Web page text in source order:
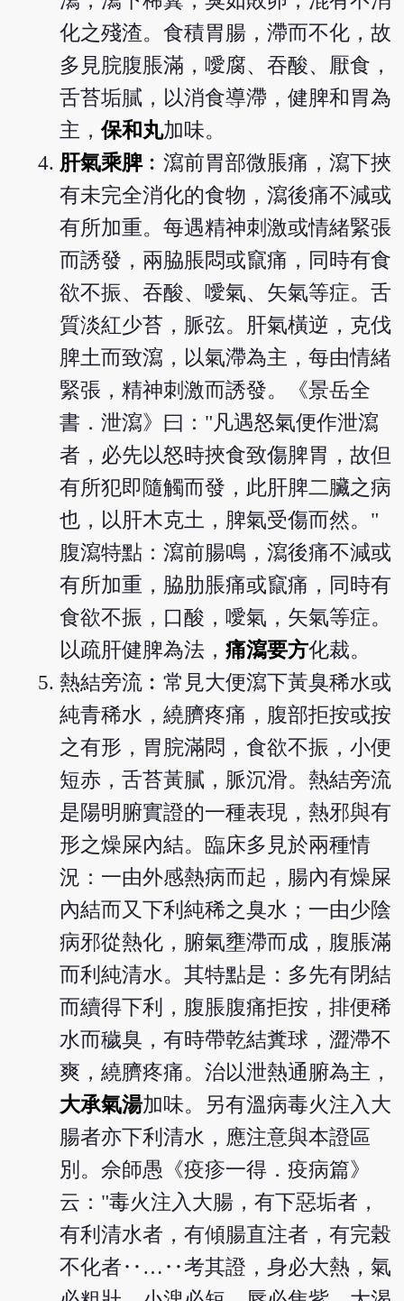
化之殘渣。食積胃腸，滯而不化，故
多見脘腹脹滿，噯腐、吞酸、厭食，
舌苔垢膩，以消食導滯，健脾和胃為
主，保和丸加味。
肝氣乘脾︰瀉前胃部微脹痛，瀉下挾
有未完全消化的食物，瀉後痛不減或
有所加重。每遇精神刺激或情緒緊張
而誘發，兩脇脹悶或竄痛，同時有食
欲不振、吞酸、噯氣、矢氣等症。舌
質淡紅少苔，脈弦。肝氣橫逆，克伐
脾土而致瀉，以氣滯為主，每由情緒
緊張，精神刺激而誘發。《景岳全
書．泄瀉》曰："凡遇怒氣便作泄瀉
者，必先以怒時挾食致傷脾胃，故但
有所犯即隨觸而發，此肝脾二臟之病
也，以肝木克土，脾氣受傷而然。"
腹瀉特點：瀉前腸鳴，瀉後痛不減或
有所加重，脇肋脹痛或竄痛，同時有
食欲不振，口酸，噯氣，矢氣等症。
以疏肝健脾為法，痛瀉要方化裁。
熱結旁流︰常見大便瀉下黃臭稀水或
純青稀水，繞臍疼痛，腹部拒按或按
之有形，胃脘滿悶，食欲不振，小便
短赤，舌苔黃膩，脈沉滑。熱結旁流
是陽明腑實證的一種表現，熱邪與有
形之燥屎內結。臨床多見於兩種情
況：一由外感熱病而起，腸內有燥屎
內結而又下利純稀之臭水；一由少陰
病邪從熱化，腑氣壅滯而成，腹脹滿
而利純清水。其特點是：多先有閉結
而續得下利，腹脹腹痛拒按，排便稀
水而穢臭，有時帶乾結糞球，澀滯不
爽，繞臍疼痛。治以泄熱通腑為主，
大承氣湯加味。另有溫病毒火注入大
腸者亦下利清水，應注意與本證區
別。佘師愚《疫疹一得．疫病篇》
云："毒火注入大腸，有下惡垢者，
有利清水者，有傾腸直注者，有完榖
不化者‥…‥考其證，身必大熱，氣